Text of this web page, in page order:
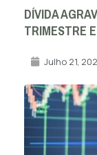
DÍVIDA
TRIMESTRE
Julho 21,